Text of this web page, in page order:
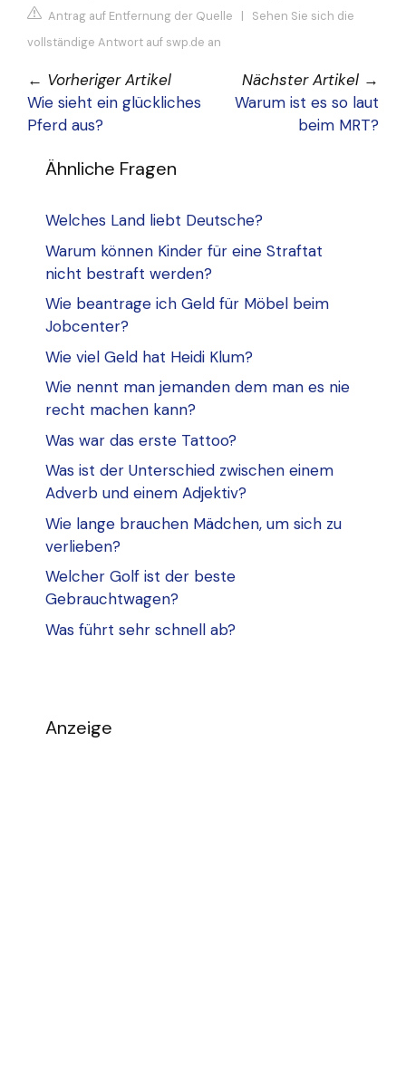
Antrag auf Entfernung der Quelle | Sehen Sie sich die
vollständige Antwort auf swp.de an
← Vorheriger Artikel
Wie sieht ein glückliches
Pferd aus?
Nächster Artikel →
Warum ist es so laut
beim MRT?
Ähnliche Fragen
Welches Land liebt Deutsche?
Warum können Kinder für eine Straftat
nicht bestraft werden?
Wie beantrage ich Geld für Möbel beim
Jobcenter?
Wie viel Geld hat Heidi Klum?
Wie nennt man jemanden dem man es nie
recht machen kann?
Was war das erste Tattoo?
Was ist der Unterschied zwischen einem
Adverb und einem Adjektiv?
Wie lange brauchen Mädchen, um sich zu
verlieben?
Welcher Golf ist der beste
Gebrauchtwagen?
Was führt sehr schnell ab?
Anzeige